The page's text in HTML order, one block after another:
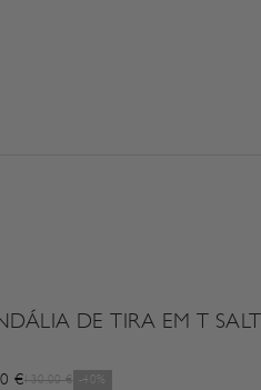
DE TIRA EM T
de oferta
€Precio normal
130,00 € -40%